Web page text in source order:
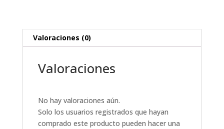
Valoraciones (0)
Valoraciones
No hay valoraciones aún.
Solo los usuarios registrados que hayan
comprado este producto pueden hacer una